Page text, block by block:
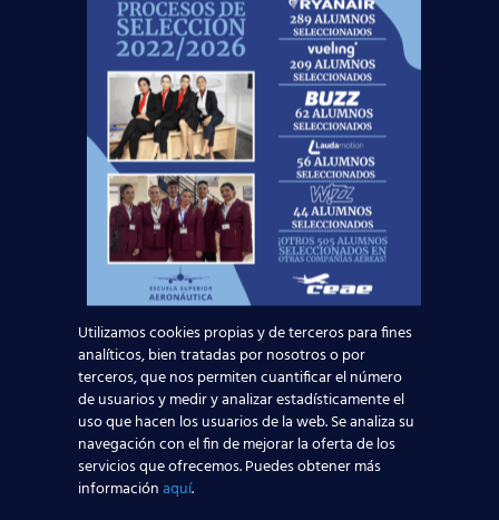
¡Nos vemos volando!
Noticias Relacionadas
Mapa de la aviación global 2025: las rutas más
transitadas y los países con más pasajeros
Leer más
Madrid-Barajas supera los 6 millones de
pasajeros junio: qué significa para quienes
quieren ser TCP
Leer más
¡Últimas plazas! Nuevo Curso TCP en Madrid
Utilizamos cookies propias y de terceros para fines
analíticos, bien tratadas por nosotros o por
terceros, que nos permiten cuantificar el número
de usuarios y medir y analizar estadísticamente el
uso que hacen los usuarios de la web. Se analiza su
navegación con el fin de mejorar la oferta de los
servicios que ofrecemos. Puedes obtener más
informaciónaquí.